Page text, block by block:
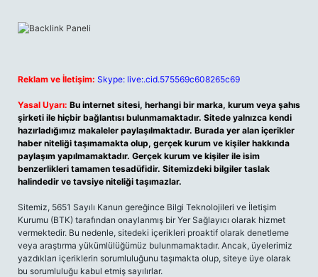
Reklam ve İletişim: Skype: live:.cid.575569c608265c69
Yasal Uyarı: Bu internet sitesi, herhangi bir marka, kurum veya şahıs
şirketi ile hiçbir bağlantısı bulunmamaktadır. Sitede yalnızca kendi
hazırladığımız makaleler paylaşılmaktadır. Burada yer alan içerikler
haber niteliği taşımamakta olup, gerçek kurum ve kişiler hakkında
paylaşım yapılmamaktadır. Gerçek kurum ve kişiler ile isim
benzerlikleri tamamen tesadüfidir. Sitemizdeki bilgiler taslak
halindedir ve tavsiye niteliği taşımazlar.
Sitemiz, 5651 Sayılı Kanun gereğince Bilgi Teknolojileri ve İletişim
Kurumu (BTK) tarafından onaylanmış bir Yer Sağlayıcı olarak hizmet
vermektedir. Bu nedenle, sitedeki içerikleri proaktif olarak denetleme
veya araştırma yükümlülüğümüz bulunmamaktadır. Ancak, üyelerimiz
yazdıkları içeriklerin sorumluluğunu taşımakta olup, siteye üye olarak
bu sorumluluğu kabul etmiş sayılırlar.